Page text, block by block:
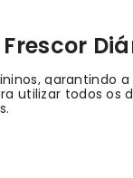
garantindo
utilizar todos